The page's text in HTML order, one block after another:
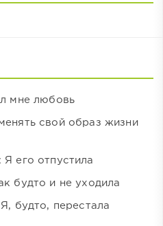
мне любовь
свой образ жизни
его отпустила
будто и не уходила
будто, перестала